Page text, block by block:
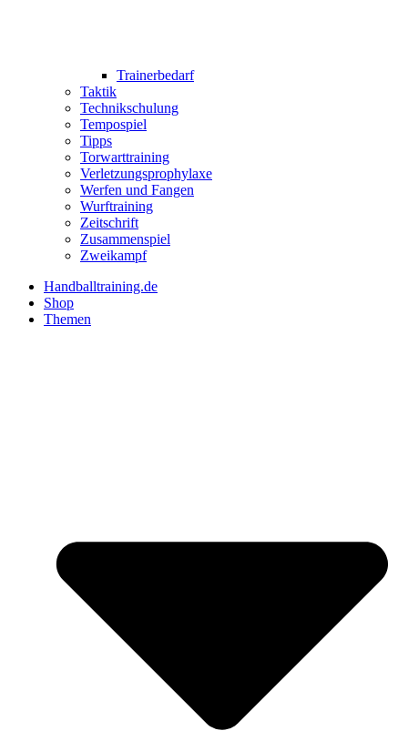
Trainerbedarf
Taktik
Technikschulung
Tempospiel
Tipps
Torwarttraining
Verletzungsprophylaxe
Werfen und Fangen
Wurftraining
Zeitschrift
Zusammenspiel
Zweikampf
Handballtraining.de
Shop
Themen